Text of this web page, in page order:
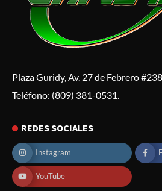
Plaza Guridy, Av. 27 de Febrero
Teléfono: (809) 381-0531.
REDES SOCIALES
Instagram
YouTube